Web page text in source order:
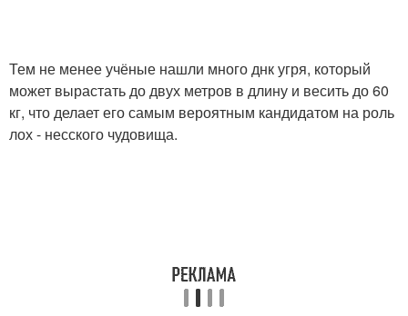
Тем не менее учёные нашли много днк угря, который
может вырастать до двух метров в длину и весить до 60
кг, что делает его самым вероятным кандидатом на роль
лох - несского чудовища.